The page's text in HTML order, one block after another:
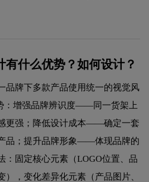
有什么优势？如何设计？
品牌下多款产品使用统一的视觉风
：增强品牌辨识度——同一货架上
更强；降低设计成本——确定一套
品；提升品牌形象——体现品牌的
：固定核心元素（LOGO位置、品
），变化差异化元素（产品图片、